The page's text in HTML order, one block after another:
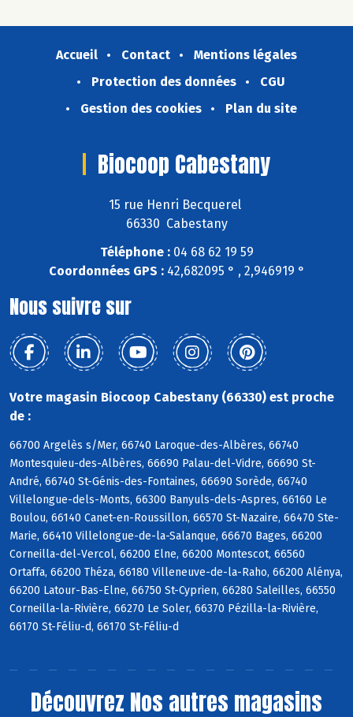
Accueil Contact
Mentions légales
Protection des données
CGU
Gestion des cookies
Plan du site
Biocoop Cabestany
15 rue Henri Becquerel
66330 Cabestany
Téléphone :04 68 62 19 59
Coordonnées GPS :42,682095 ° , 2,946919 °
Nous suivre sur
Votre magasin Biocoop Cabestany (66330) est proche
de :
66700 Argelès s/Mer, 66740 Laroque-des-Albères, 66740
Montesquieu-des-Albères, 66690 Palau-del-Vidre, 66690 St-
André, 66740 St-Génis-des-Fontaines, 66690 Sorède, 66740
Villelongue-dels-Monts, 66300 Banyuls-dels-Aspres, 66160 Le
Boulou, 66140 Canet-en-Roussillon, 66570 St-Nazaire, 66470 Ste-
Marie, 66410 Villelongue-de-la-Salanque, 66670 Bages, 66200
Corneilla-del-Vercol, 66200 Elne, 66200 Montescot, 66560
Ortaffa, 66200 Théza, 66180 Villeneuve-de-la-Raho, 66200 Alénya,
66200 Latour-Bas-Elne, 66750 St-Cyprien, 66280 Saleilles, 66550
Corneilla-la-Rivière, 66270 Le Soler, 66370 Pézilla-la-Rivière,
66170 St-Féliu-d, 66170 St-Féliu-d
Découvrez Nos autres magasins